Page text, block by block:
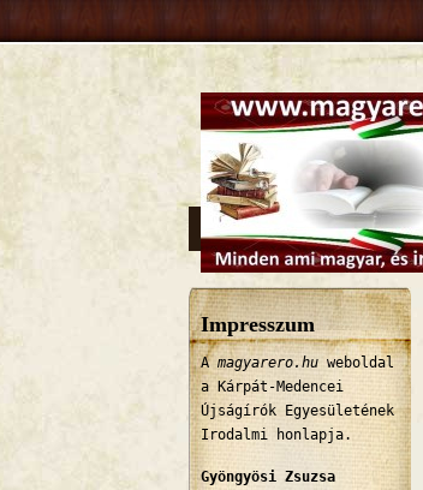
Impresszum
A magyarero.hu weboldal
a Kárpát-Medencei
Újságírók Egyesületének
Irodalmi honlapja.
Gyöngyösi Zsuzsa